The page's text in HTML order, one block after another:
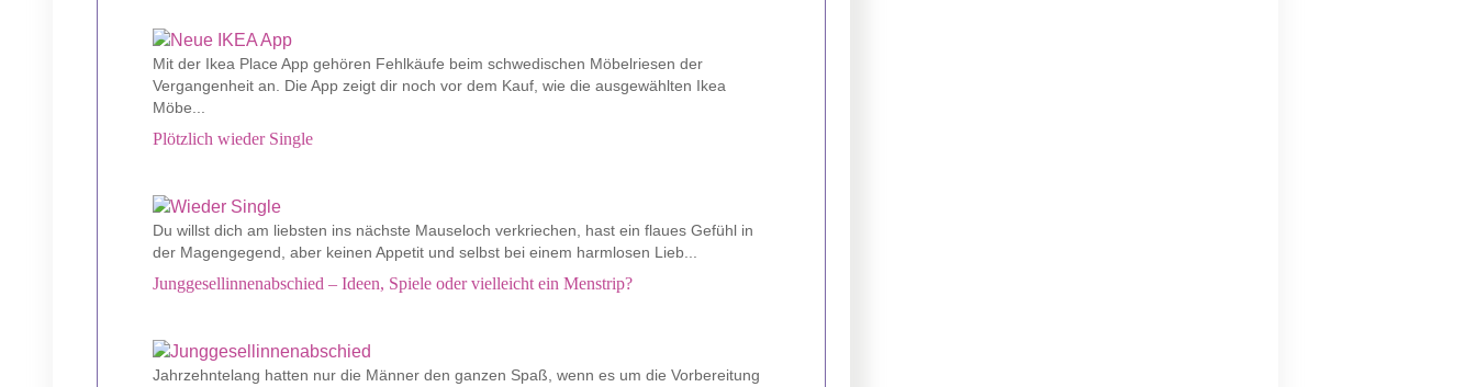
Mit der Ikea Place App gehören Fehlkäufe beim schwedischen Möbelriesen der
Vergangenheit an. Die App zeigt dir noch vor dem Kauf, wie die ausgewählten Ikea
Möbe...
Plötzlich wieder Single
Du willst dich am liebsten ins nächste Mauseloch verkriechen, hast ein flaues Gefühl in
der Magengegend, aber keinen Appetit und selbst bei einem harmlosen Lieb...
Junggesellinnenabschied – Ideen, Spiele oder vielleicht ein Menstrip?
Jahrzehntelang hatten nur die Männer den ganzen Spaß, wenn es um die Vorbereitung